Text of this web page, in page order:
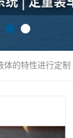
的特性进行定制